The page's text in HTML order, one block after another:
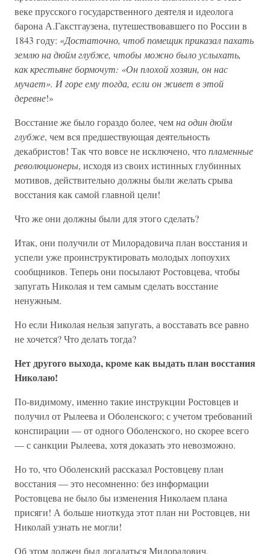
веке прусского государственного деятеля и идеолога
барона А.Гакстгаузена, путешествовавшего по России в
1843 году: «Достаточно, чтоб помещик приказал пахать
землю на дюйм глубже, чтобы можно было услыхать,
как крестьяне бормочут: «Он плохой хозяин, он нас
мучает». И горе ему тогда, если он живет в этой
деревне!»
Восстание же было гораздо более, чемна один дюйм
глубже, чем вся предшествующая деятельность
декабристов! Так что вовсе не исключено, чтопламенные
революционеры, исходя из своих истинных глубинных
мотивов, действительно должны были желать срыва
восстания как самой главной цели!
Что же они должны были для этого сделать?
Итак, они получили от Милорадовича план восстания и
успели уже проинструктировать молодых лопоухих
сообщников. Теперь они посылают Ростовцева, чтобы
запугать Николая и тем самым сделать восстание
ненужным.
Но если Николая нельзя запугать, а восставать все равно
не хочется? Что делать тогда?
Нет другого выхода, кроме как выдать план восстания
Николаю!
По-видимому, именно такие инструкции Ростовцев и
получил от Рылеева и Оболенского; с учетом требований
конспирации — от одного Оболенского, но скорее всего
— с санкции Рылеева, хотя доказать это невозможно.
Но то, что Оболенский рассказал Ростовцеву план
восстания — это несомненно: без информации
Ростовцева не было бы изменения Николаем плана
присяги! А больше ниоткуда этот план ни Ростовцев, ни
Николай узнать не могли!
Об этом должен был догадаться Милорадович,